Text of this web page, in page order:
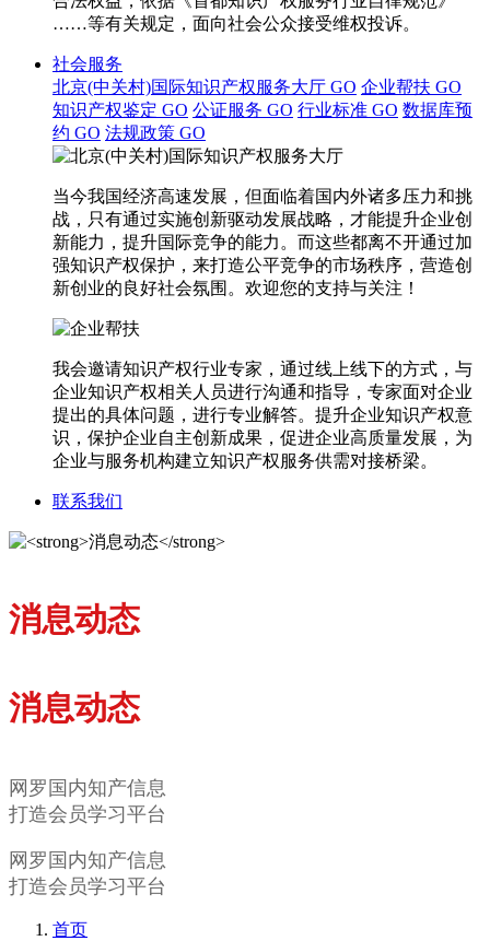
……等有关规定，面向社会公众接受维权投诉。
社会服务
北京(中关村)国际知识产权服务大厅 GO 企业帮扶 GO
知识产权鉴定 GO 公证服务 GO 行业标准 GO 数据库预
约 GO 法规政策 GO
当今我国经济高速发展，但面临着国内外诸多压力和挑
战，只有通过实施创新驱动发展战略，才能提升企业创
新能力，提升国际竞争的能力。而这些都离不开通过加
强知识产权保护，来打造公平竞争的市场秩序，营造创
新创业的良好社会氛围。欢迎您的支持与关注！
我会邀请知识产权行业专家，通过线上线下的方式，与
企业知识产权相关人员进行沟通和指导，专家面对企业
提出的具体问题，进行专业解答。提升企业知识产权意
识，保护企业自主创新成果，促进企业高质量发展，为
企业与服务机构建立知识产权服务供需对接桥梁。
联系我们
消息动态
消息动态
网罗国内知产信息
打造会员学习平台
网罗国内知产信息
打造会员学习平台
首页